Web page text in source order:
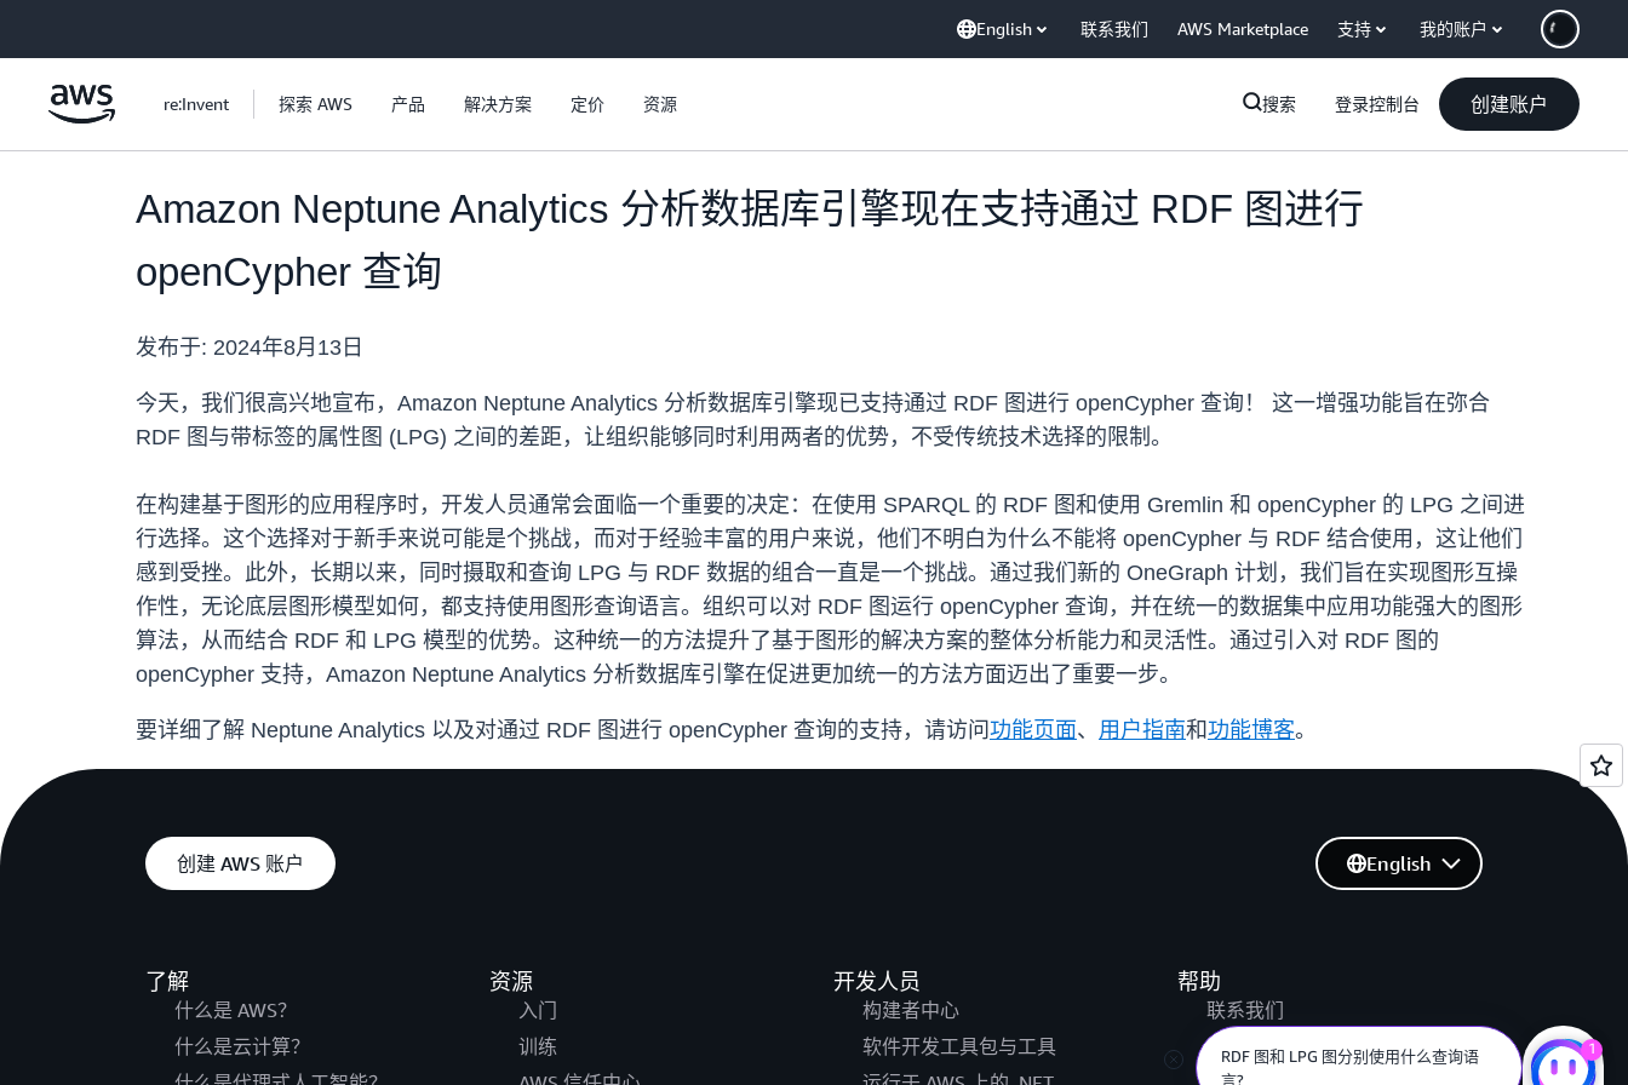
English 联系我们 AWS Marketplace 支持 我的账户
re:Invent 探索 AWS 产品 解决方案 定价 资源 搜索 登录控制台 创建账户
Amazon Neptune Analytics 分析数据库引擎现在支持通过 RDF 图进行
openCypher 查询
发布于: 2024年8月13日
今天，我们很高兴地宣布，Amazon Neptune Analytics 分析数据库引擎现已支持通过 RDF 图进行 openCypher 查询！ 这一增强功能旨在弥合
RDF 图与带标签的属性图 (LPG) 之间的差距，让组织能够同时利用两者的优势，不受传统技术选择的限制。
在构建基于图形的应用程序时，开发人员通常会面临一个重要的决定：在使用 SPARQL 的 RDF 图和使用 Gremlin 和 openCypher 的 LPG 之间进
行选择。这个选择对于新手来说可能是个挑战，而对于经验丰富的用户来说，他们不明白为什么不能将 openCypher 与 RDF 结合使用，这让他们
感到受挫。此外，长期以来，同时摄取和查询 LPG 与 RDF 数据的组合一直是一个挑战。通过我们新的 OneGraph 计划，我们旨在实现图形互操
作性，无论底层图形模型如何，都支持使用图形查询语言。组织可以对 RDF 图运行 openCypher 查询，并在统一的数据集中应用功能强大的图形
算法，从而结合 RDF 和 LPG 模型的优势。这种统一的方法提升了基于图形的解决方案的整体分析能力和灵活性。通过引入对 RDF 图的
openCypher 支持，Amazon Neptune Analytics 分析数据库引擎在促进更加统一的方法方面迈出了重要一步。
要详细了解 Neptune Analytics 以及对通过 RDF 图进行 openCypher 查询的支持，请访问 功能页面、 用户指南和功能博客。
创建 AWS 账户
了解
什么是 AWS？
什么是云计算？
资源
入门
训练
开发人员
构建者中心
软件开发工具包与工具
帮助
联系我们
提交支持工单
English
RDF 图和 LPG 图分别使用什么查询语
言?
1